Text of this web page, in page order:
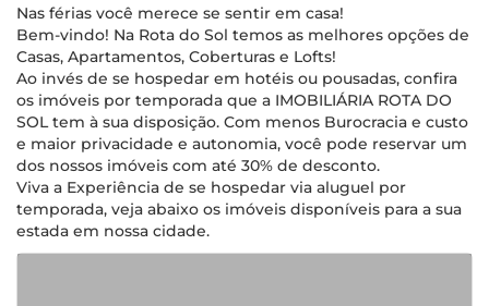
Nas férias você merece se sentir em casa!
Bem-vindo! Na Rota do Sol temos as melhores opções de
Casas, Apartamentos, Coberturas e Lofts!
Ao invés de se hospedar em hotéis ou pousadas, confira
os imóveis por temporada que a IMOBILIÁRIA ROTA DO
SOL tem à sua disposição. Com menos Burocracia e custo
e maior privacidade e autonomia, você pode reservar um
dos nossos imóveis com até 30% de desconto.
Viva a Experiência de se hospedar via aluguel por
temporada, veja abaixo os imóveis disponíveis para a sua
estada em nossa cidade.